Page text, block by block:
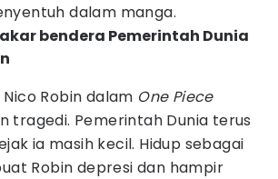
dalam manga.
bendera Pemerintah Dunia
Robin dalam One Piece
tragedi. Pemerintah Dunia terus
ia masih kecil. Hidup sebagai
Robin depresi dan hampir